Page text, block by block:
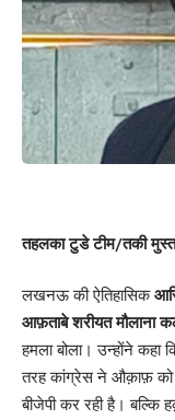
तहलका टुडे टीम/तकी
लखनऊ की ऐतिहासिक
आफ़ताबे शरीयत मौलाना
हमला बोला। उन्होंने कहा
तरह कांग्रेस ने औक़ाफ़ को
बीजेपी कर रही है। बल्कि